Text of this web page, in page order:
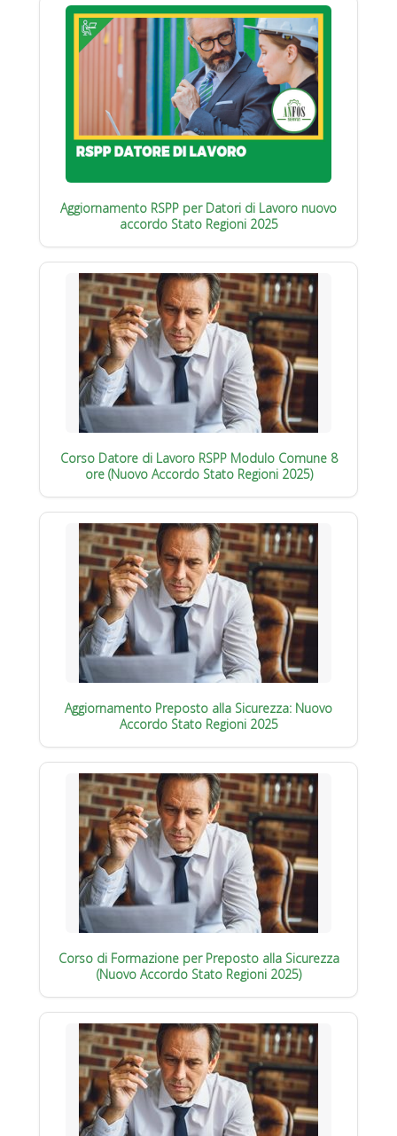
Aggiornamento RSPP per Datori di Lavoro nuovo
accordo Stato Regioni 2025
Corso Datore di Lavoro RSPP Modulo Comune 8
ore (Nuovo Accordo Stato Regioni 2025)
Aggiornamento Preposto alla Sicurezza: Nuovo
Accordo Stato Regioni 2025
Corso di Formazione per Preposto alla Sicurezza
(Nuovo Accordo Stato Regioni 2025)